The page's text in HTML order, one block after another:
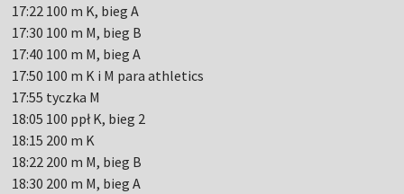
17:22 100 m K, bieg A
17:30 100 m M, bieg B
17:40 100 m M, bieg A
17:50 100 m K i M para athletics
17:55 tyczka M
18:05 100 ppł K, bieg 2
18:15 200 m K
18:22 200 m M, bieg B
18:30 200 m M, bieg A